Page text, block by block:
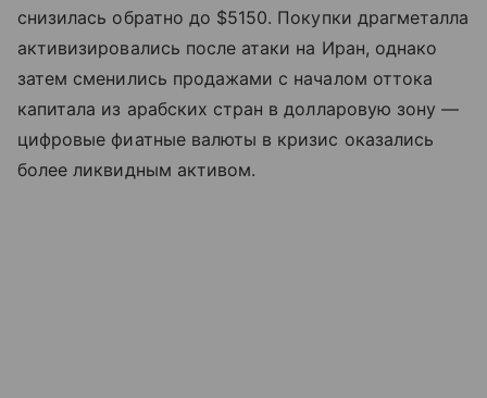
снизилась обратно до $5150. Покупки драгметалла
активизировались после атаки на Иран, однако
затем сменились продажами с началом оттока
капитала из арабских стран в долларовую зону —
цифровые фиатные валюты в кризис оказались
более ликвидным активом.